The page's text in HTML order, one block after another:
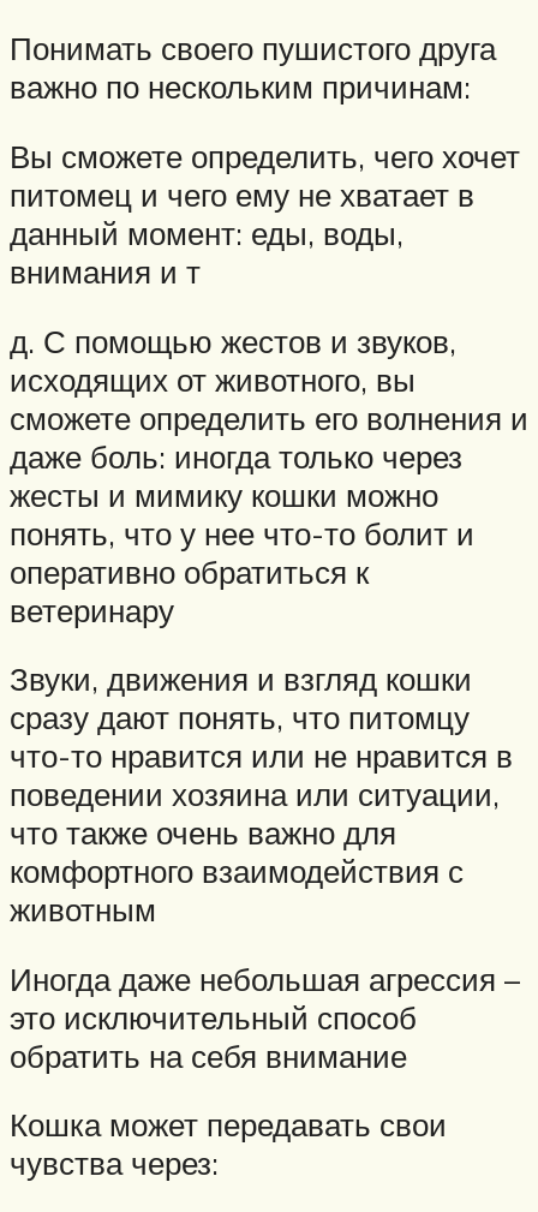
Понимать своего пушистого друга
важно по нескольким причинам:
Вы сможете определить, чего хочет
питомец и чего ему не хватает в
данный момент: еды, воды,
внимания и т
д. С помощью жестов и звуков,
исходящих от животного, вы
сможете определить его волнения и
даже боль: иногда только через
жесты и мимику кошки можно
понять, что у нее что-то болит и
оперативно обратиться к
ветеринару
Звуки, движения и взгляд кошки
сразу дают понять, что питомцу
что-то нравится или не нравится в
поведении хозяина или ситуации,
что также очень важно для
комфортного взаимодействия с
животным
Иногда даже небольшая агрессия –
это исключительный способ
обратить на себя внимание
Кошка может передавать свои
чувства через: